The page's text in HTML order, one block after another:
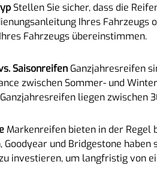
Stellen Sie sicher, dass die
Ihres
Fahrzeugs übereinstimmen.
Saisonreifen Ganzjahresreifen
zwischen Sommer- und
liegen zwischen
Markenreifen bieten in der Regel
Goodyear und Bridgestone
investieren, um langfristig von